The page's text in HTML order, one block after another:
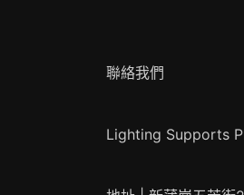
聯絡我們
Lighting Supports